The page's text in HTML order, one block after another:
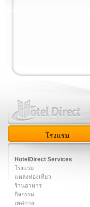
โรงแรม
HotelDirect Services
โรงแรม
แหล่งท่องเที่ยว
ร้านอาหาร
กิจกรรม
เทศกาล